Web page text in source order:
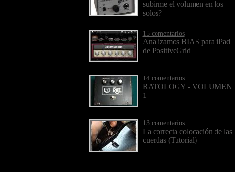
subirme el volumen en los
solos?
15 comentarios
Analizamos BIAS para iPad
de PositiveGrid
14 comentarios
RATOLOGY - VOLUMEN
1
13 comentarios
La correcta colocación de las
cuerdas (Tutorial)